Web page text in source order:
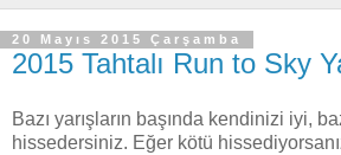
20 Mayıs 2015 Çarşamba
2015 Tahtalı Run to Sky
Bazı yarışların başında kendinizi iyi,
hissedersiniz. Eğer kötü